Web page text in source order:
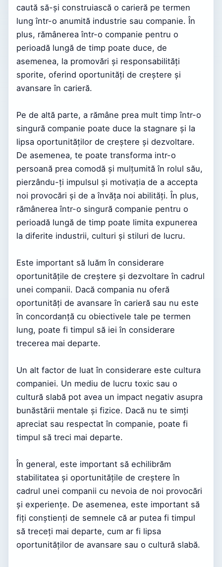
caută să-și construiască o carieră pe termen
lung într-o anumită industrie sau companie. În
plus, rămânerea într-o companie pentru o
perioadă lungă de timp poate duce, de
asemenea, la promovări și responsabilități
sporite, oferind oportunități de creștere și
avansare în carieră.
Pe de altă parte, a rămâne prea mult timp într-o
singură companie poate duce la stagnare și la
lipsa oportunităților de creștere și dezvoltare.
De asemenea, te poate transforma intr-o
persoană prea comodă și mulțumită în rolul său,
pierzându-ți impulsul și motivația de a accepta
noi provocări și de a învăța noi abilități. În plus,
rămânerea într-o singură companie pentru o
perioadă lungă de timp poate limita expunerea
la diferite industrii, culturi și stiluri de lucru.
Este important să luăm în considerare
oportunitățile de creștere și dezvoltare în cadrul
unei companii. Dacă compania nu oferă
oportunități de avansare în carieră sau nu este
în concordanță cu obiectivele tale pe termen
lung, poate fi timpul să iei în considerare
trecerea mai departe.
Un alt factor de luat în considerare este cultura
companiei. Un mediu de lucru toxic sau o
cultură slabă pot avea un impact negativ asupra
bunăstării mentale și fizice. Dacă nu te simți
apreciat sau respectat în companie, poate fi
timpul să treci mai departe.
În general, este important să echilibrăm
stabilitatea și oportunitățile de creștere în
cadrul unei companii cu nevoia de noi provocări
și experiențe. De asemenea, este important să
fiți conștienți de semnele că ar putea fi timpul
să treceți mai departe, cum ar fi lipsa
oportunităților de avansare sau o cultură slabă.